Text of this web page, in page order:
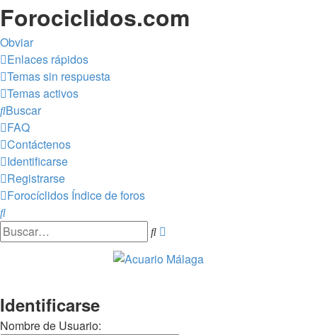
Forociclidos.com
Obviar
Enlaces rápidos
Temas sin respuesta
Temas activos
Buscar
FAQ
Contáctenos
Identificarse
Registrarse
Forocíclidos Índice de foros
Buscar
Buscar
Identificarse
Nombre de Usuario: